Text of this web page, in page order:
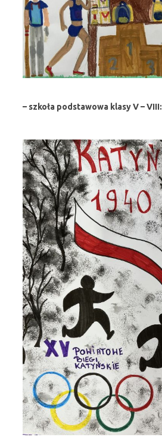
– szkoła podstawowa klasy V – VIII: